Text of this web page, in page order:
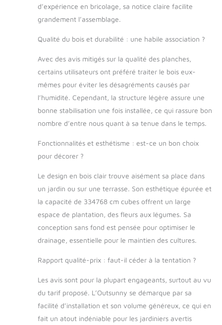
conception,
Séparateur intégré :
vos légumes ou
plantes - Feutre de
non tissé noir inclus :
séparation optimale
du terreau et billes
d'argile assurant un
oxygénation de la
permettant de faire
végétaux à grand
enracinement
OPTIMISATION DE LA
CROISSANCE &
RENDEMENT DE VOS
conception et
pour absorber et
sol afin d'optimiser
le développement
des racines de vos
d’expérience en bricolage, sa notice claire facilite
grandement l’assemblage.
Qualité du bois et durabilité : une habile association ?
Avec des avis mitigés sur la qualité des planches,
certains utilisateurs ont préféré traiter le bois eux-
mêmes pour éviter les désagréments causés par
l’humidité. Cependant, la structure légère assure une
bonne stabilisation une fois installée, ce qui rassure bon
nombre d’entre nous quant à sa tenue dans le temps.
Fonctionnalités et esthétisme : est-ce un bon choix
pour décorer ?
Le design en bois clair trouve aisément sa place dans
un jardin ou sur une terrasse. Son esthétique épurée et
la capacité de 334768 cm cubes offrent un large
espace de plantation, des fleurs aux légumes. Sa
conception sans fond est pensée pour optimiser le
drainage, essentielle pour le maintien des cultures.
Rapport qualité-prix : faut-il céder à la tentation ?
Les avis sont pour la plupart engageants, surtout au vu
du tarif proposé. L’Outsunny se démarque par sa
facilité d’installation et son volume généreux, ce qui en
fait un atout indéniable pour les jardiniers avertis